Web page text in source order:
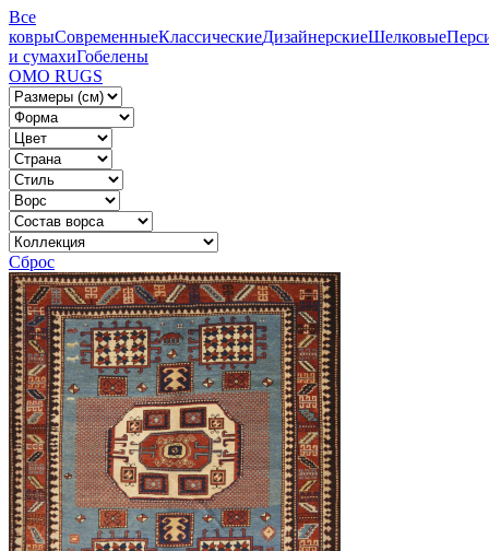
Все
коврыСовременныеКлассическиеДизайнерскиеШелковые
и сумахиГобелены
OMO RUGS
Сброс